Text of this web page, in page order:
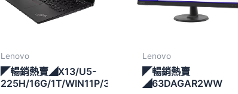
Lenovo
◤暢銷熱賣◢X13/U5-
225H/16G/1T/WIN11P/3Y
Lenovo
◤暢銷熱賣
◢63DAGAR2WW